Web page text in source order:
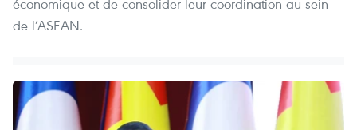
économique et de consolider leur coordination au sein
de l’ASEAN.